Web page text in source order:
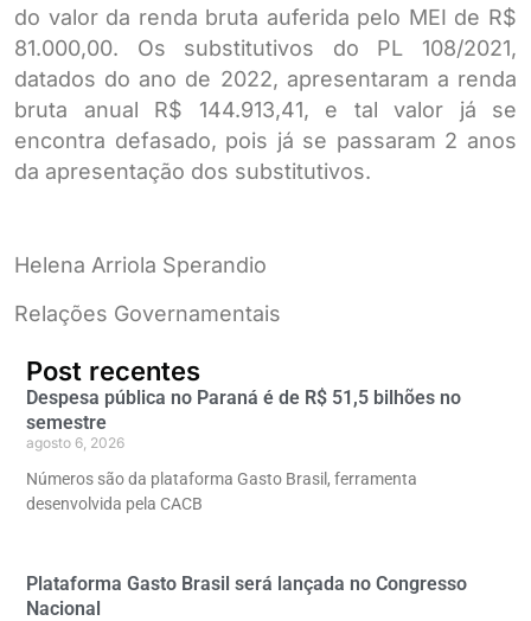
do valor da renda bruta auferida pelo MEI de R$
81.000,00. Os substitutivos do PL 108/2021,
datados do ano de 2022, apresentaram a renda
bruta anual R$ 144.913,41, e tal valor já se
encontra defasado, pois já se passaram 2 anos
da apresentação dos substitutivos.
Helena Arriola Sperandio
Relações Governamentais
Post recentes
Despesa pública no Paraná é de R$ 51,5 bilhões no
semestre
agosto 6, 2026
Números são da plataforma Gasto Brasil, ferramenta
desenvolvida pela CACB
Plataforma Gasto Brasil será lançada no Congresso
Nacional